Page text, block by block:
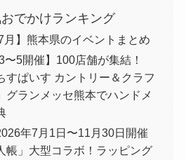
でかけランキング
月】熊本県のイベントまとめ
〜5開催】100店舗が集結！
すぱいす カントリー＆クラフ
グランメッセ熊本でハンドメ
年7月1日〜11月30日開催
帳」大型コラボ！ラッピング